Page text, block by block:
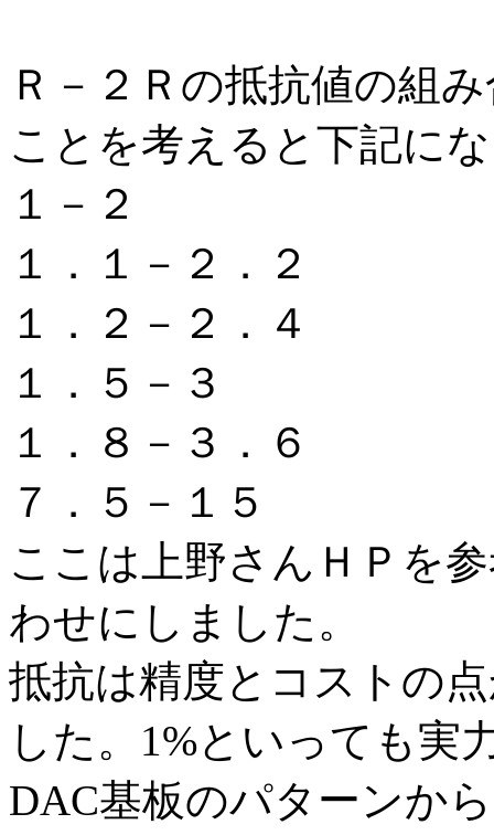
Ｒ－２Ｒの抵抗値の組
ことを考えると下記に
１－２
１．１－２．２
１．２－２．４
１．５－３
１．８－３．６
７．５－１５
ここは上野さんＨＰを
わせにしました。
抵抗は精度とコストの
した。1%といっても実
DAC基板のパターンか